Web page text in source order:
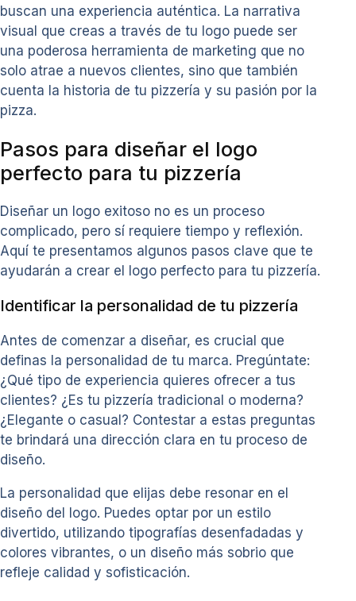
buscan una experiencia auténtica. La narrativa
visual que creas a través de tu logo puede ser
una poderosa herramienta de marketing que no
solo atrae a nuevos clientes, sino que también
cuenta la historia de tu pizzería y su pasión por la
pizza.
Pasos para diseñar el logo
perfecto para tu pizzería
Diseñar un logo exitoso no es un proceso
complicado, pero sí requiere tiempo y reflexión.
Aquí te presentamos algunos pasos clave que te
ayudarán a crear el logo perfecto para tu pizzería.
Identificar la personalidad de tu pizzería
Antes de comenzar a diseñar, es crucial que
definas la personalidad de tu marca. Pregúntate:
¿Qué tipo de experiencia quieres ofrecer a tus
clientes? ¿Es tu pizzería tradicional o moderna?
¿Elegante o casual? Contestar a estas preguntas
te brindará una dirección clara en tu proceso de
diseño.
La personalidad que elijas debe resonar en el
diseño del logo. Puedes optar por un estilo
divertido, utilizando tipografías desenfadadas y
colores vibrantes, o un diseño más sobrio que
refleje calidad y sofisticación.